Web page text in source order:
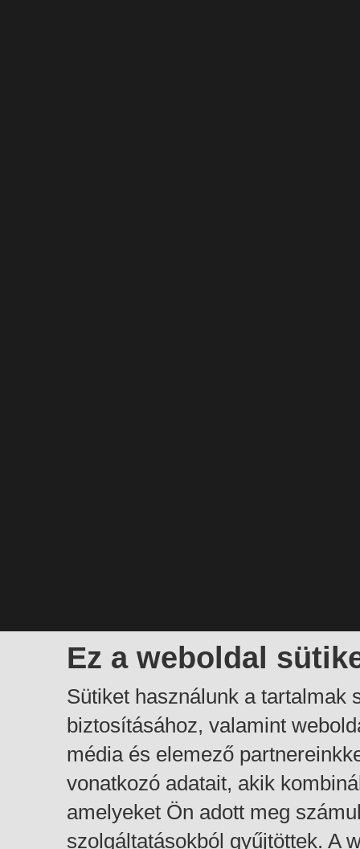
Ez a weboldal
Sütiket használunk a tartalmak
biztosításához, valamint
média és elemező
vonatkozó adatait, akik
amelyeket Ön adott meg
szolgáltatásokból gyűjtöttek. A